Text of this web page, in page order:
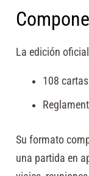
La edición
108
Su formato
una partida en